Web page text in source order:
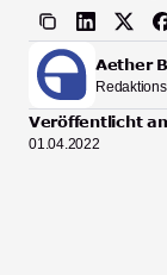
Aether
Veröffentlicht
01.04.2022